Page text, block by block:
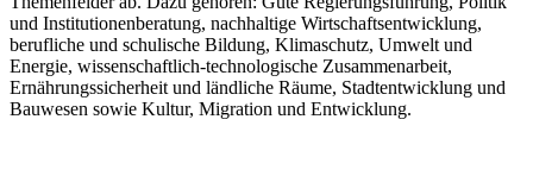
und Institutionenberatung, nachhaltige Wirtschaftsentwicklung,
berufliche und schulische Bildung, Klimaschutz, Umwelt und
Energie, wissenschaftlich-technologische Zusammenarbeit,
Ernährungssicherheit und ländliche Räume, Stadtentwicklung und
Bauwesen sowie Kultur, Migration und Entwicklung.